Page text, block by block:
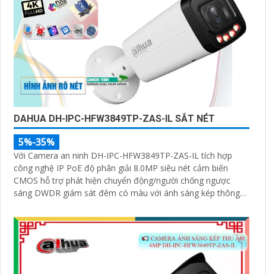
DAHUA DH-IPC-HFW3849TP-ZAS-IL SẮT NÉT
5%-35%
Với Camera an ninh DH-IPC-HFW3849TP-ZAS-IL tích hợp
công nghệ IP PoE độ phân giải 8.0MP siêu nét cảm biến
CMOS hỗ trợ phát hiện chuyển động/người chống ngược
sáng DWDR giám sát đêm có màu với ánh sáng kép thông